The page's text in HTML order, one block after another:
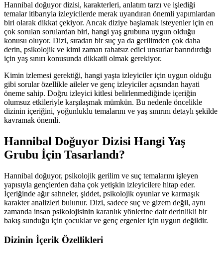
Hannibal doğuyor dizisi, karakterleri, anlatım tarzı ve işlediği
temalar itibarıyla izleyicilerde merak uyandıran önemli yapımlardan
biri olarak dikkat çekiyor. Ancak diziye başlamak isteyenler için en
çok sorulan sorulardan biri, hangi yaş grubuna uygun olduğu
konusu oluyor. Dizi, sıradan bir suç ya da gerilimden çok daha
derin, psikolojik ve kimi zaman rahatsız edici unsurlar barındırdığı
için yaş sınırı konusunda dikkatli olmak gerekiyor.
Kimin izlemesi gerektiği, hangi yaşta izleyiciler için uygun olduğu
gibi sorular özellikle aileler ve genç izleyiciler açısından hayati
öneme sahip. Doğru izleyici kitlesi belirlenmediğinde içeriğin
olumsuz etkileriyle karşılaşmak mümkün. Bu nedenle öncelikle
dizinin içeriğini, yoğunluklu temalarını ve yaş sınırını detaylı şekilde
kavramak önemli.
Hannibal Doğuyor Dizisi Hangi Yaş
Grubu İçin Tasarlandı?
Hannibal doğuyor, psikolojik gerilim ve suç temalarını işleyen
yapısıyla gençlerden daha çok yetişkin izleyicilere hitap eder.
İçeriğinde ağır sahneler, şiddet, psikolojik oyunlar ve karmaşık
karakter analizleri bulunur. Dizi, sadece suç ve gizem değil, aynı
zamanda insan psikolojisinin karanlık yönlerine dair derinlikli bir
bakış sunduğu için çocuklar ve genç ergenler için uygun değildir.
Dizinin İçerik Özellikleri